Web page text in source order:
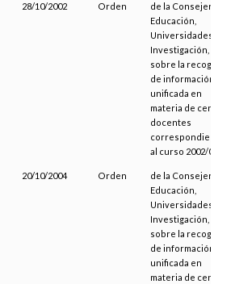
28/10/2002 Orden
de la Consejera de
Educación,
Universidades e
Investigación,
sobre la recogida
de información
unificada en
materia de centros
docentes
correspondiente
al curso 2002/03
20/10/2004 Orden
de la Consejera de
Educación,
Universidades e
Investigación,
sobre la recogida
de información
unificada en
materia de centros